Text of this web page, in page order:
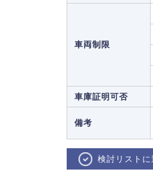
車両制限
車庫証明可否
備考
検討リストに